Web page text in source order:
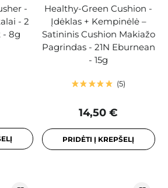
-
- 2
- 8g
Healthy-Green Cushion -
Įdėklas + Kempinėlė –
Satininis Cushion Makiažo
Pagrindas - 21N Eburnean
- 15g
5
14,50 €
PRIDĖTI Į KREPŠELĮ